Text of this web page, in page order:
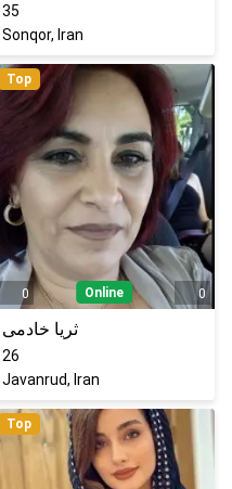
35
Sonqor, Iran
Top
0 Online 0
ثریا خادمی
26
Javanrud, Iran
Top